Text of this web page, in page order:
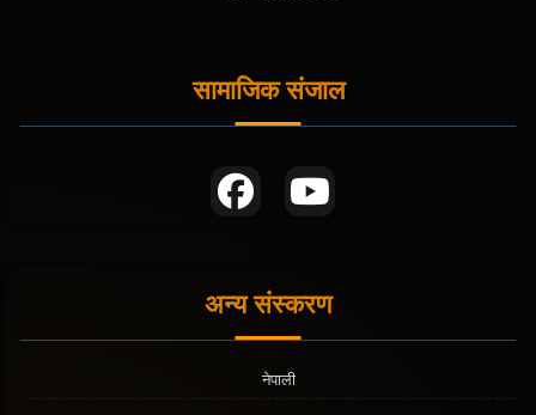
सामाजिक संजाल
अन्य संस्करण
नेपाली